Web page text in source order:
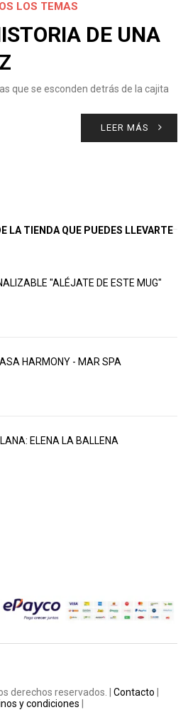
LOS TEMAS
DE UNA
que se esconden detrás de la cajita
LEER MÁS
LA TIENDA QUE PUEDES LLEVARTE
"ALÉJATE DE ESTE MUG"
HARMONY - MAR SPA
ELENA LA BALLENA
derechos reservados. | Contacto
y condiciones